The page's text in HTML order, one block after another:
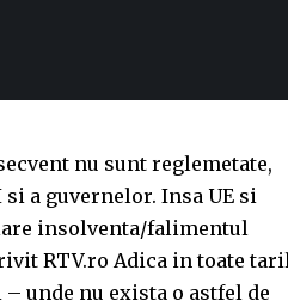
nu sunt reglemetate,
a guvernelor. Insa UE si
insolventa/falimentul
RTV.ro Adica in toate
unde nu exista o astfel de